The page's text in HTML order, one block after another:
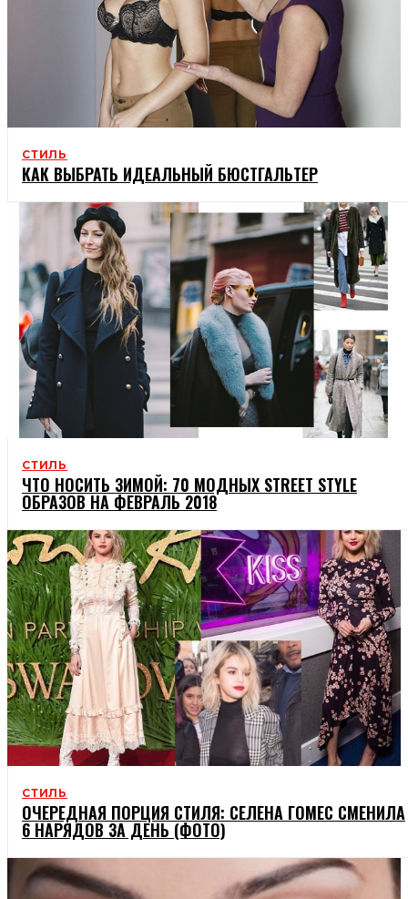
СТИЛЬ
КАК ВЫБРАТЬ ИДЕАЛЬНЫЙ БЮСТГАЛЬТЕР
СТИЛЬ
ЧТО НОСИТЬ ЗИМОЙ: 70 МОДНЫХ STREET STYLE
ОБРАЗОВ НА ФЕВРАЛЬ 2018
СТИЛЬ
ОЧЕРЕДНАЯ ПОРЦИЯ СТИЛЯ: СЕЛЕНА ГОМЕС СМЕНИЛА
6 НАРЯДОВ ЗА ДЕНЬ (ФОТО)